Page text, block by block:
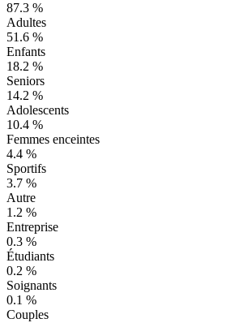
87.3 %
Adultes
51.6 %
Enfants
18.2 %
Seniors
14.2 %
Adolescents
10.4 %
Femmes enceintes
4.4 %
Sportifs
3.7 %
Autre
1.2 %
Entreprise
0.3 %
Étudiants
0.2 %
Soignants
0.1 %
Couples